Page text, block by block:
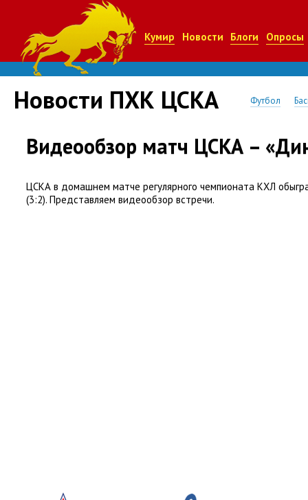
Кумир Новости Блоги Опросы
Новости ПХК ЦСКА Футбол
Видеообзор матч ЦСКА –
ЦСКА в домашнем матче регулярного чемпионата КХЛ
(3:2). Представляем видеообзор встречи.